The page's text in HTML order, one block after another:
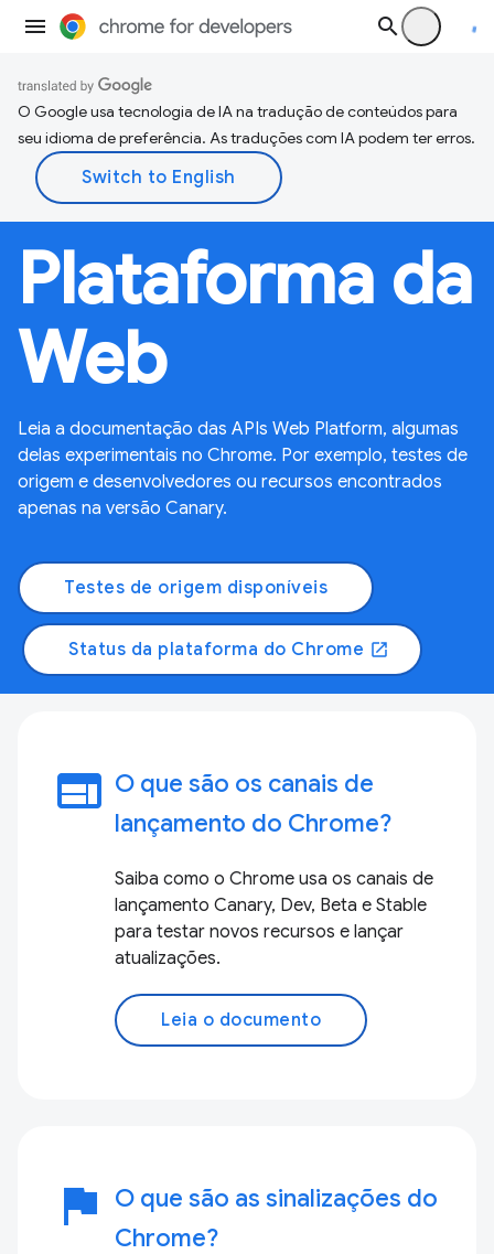
O Google usa tecnologia de IA na tradução de conteúdos para
seu idioma de preferência. As traduções com IA podem ter erros.
Plataforma da
Web
Leia a documentação das APIs Web Platform, algumas
delas experimentais no Chrome. Por exemplo, testes de
origem e desenvolvedores ou recursos encontrados
apenas na versão Canary.
Testes de origem disponíveis
Status da plataforma do Chrome open_in_new
web O que são os canais de
lançamento do Chrome?
Saiba como o Chrome usa os canais de
lançamento Canary, Dev, Beta e Stable
para testar novos recursos e lançar
atualizações.
Leia o documento
flag
O que são as sinalizações do
Chrome?